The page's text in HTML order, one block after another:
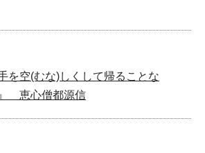
空(むな)しくして帰ることな
恵心僧都源信